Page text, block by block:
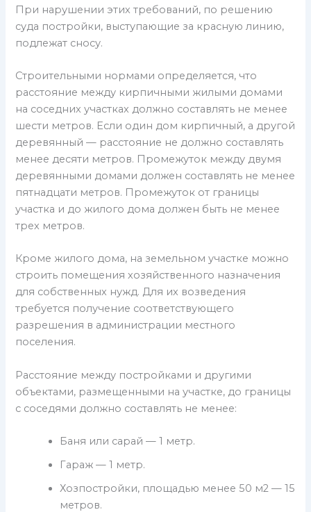
При нарушении этих требований, по решению
суда постройки, выступающие за красную линию,
подлежат сносу.
Строительными нормами определяется, что
расстояние между кирпичными жилыми домами
на соседних участках должно составлять не менее
шести метров. Если один дом кирпичный, а другой
деревянный — расстояние не должно составлять
менее десяти метров. Промежуток между двумя
деревянными домами должен составлять не менее
пятнадцати метров. Промежуток от границы
участка и до жилого дома должен быть не менее
трех метров.
Кроме жилого дома, на земельном участке можно
строить помещения хозяйственного назначения
для собственных нужд. Для их возведения
требуется получение соответствующего
разрешения в администрации местного
поселения.
Расстояние между постройками и другими
объектами, размещенными на участке, до границы
с соседями должно составлять не менее:
Баня или сарай — 1 метр.
Гараж — 1 метр.
Хозпостройки, площадью менее 50 м2 — 15
метров.